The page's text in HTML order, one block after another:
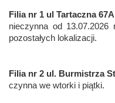
Filia nr 1 ul Tartaczna 67A
nieczynna od
pozostałych lokalizacji.
Filia nr 2 ul. Burmistrza
czynna we wtorki i piątki.